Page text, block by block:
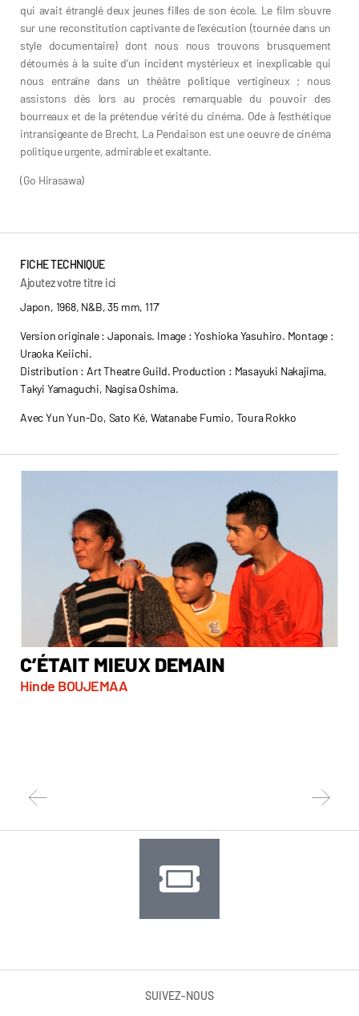
qui avait étranglé deux jeunes filles de son école. Le film s’ouvre
sur une reconstitution captivante de l’exécution (tournée dans un
style documentaire) dont nous nous trouvons brusquement
détournés à la suite d’un incident mystérieux et inexplicable qui
nous entraîne dans un théâtre politique vertigineux ; nous
assistons dès lors au procès remarquable du pouvoir des
bourreaux et de la prétendue vérité du cinéma. Ode à l’esthétique
intransigeante de Brecht, La Pendaison est une oeuvre de cinéma
politique urgente, admirable et exaltante.
(Go Hirasawa)
FICHE TECHNIQUE
Ajoutez votre titre ici
Japon, 1968, N&B, 35 mm, 117’
Version originale : Japonais. Image : Yoshioka Yasuhiro. Montage :
Uraoka Keiichi.
Distribution : Art Theatre Guild. Production : Masayuki Nakajima,
Takyi Yamaguchi, Nagisa Oshima.
Avec Yun Yun-Do, Sato Ké, Watanabe Fumio, Toura Rokko
C’ÉTAIT MIEUX DEMAIN
Hinde BOUJEMAA
SUIVEZ-NOUS